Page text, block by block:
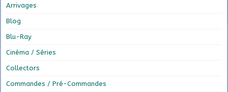
Arrivages
Blog
Blu-Ray
Cinéma / Séries
Collectors
Commandes / Pré-Commandes